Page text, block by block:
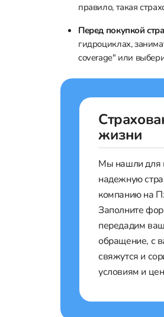
правило, такая
Перед покупкой
гидроциклах,
coverage" или
жизни
Мы нашли для
надежную
компанию на
Заполните
передадим
обращение, с
свяжутся и
условиям и